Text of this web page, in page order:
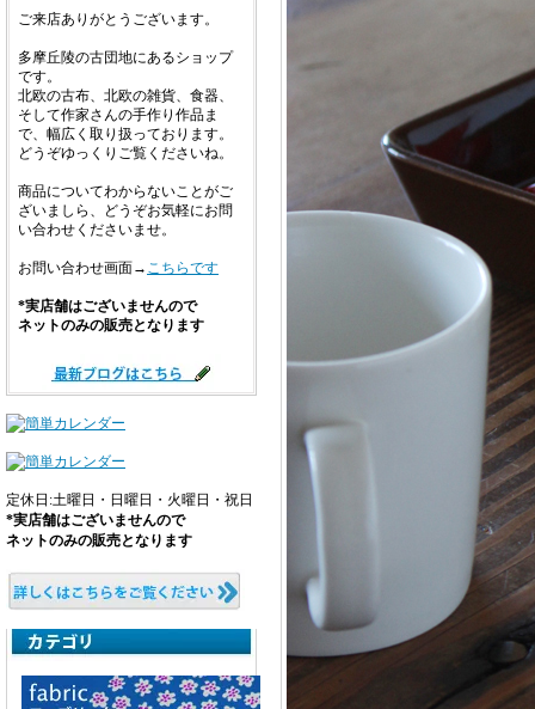
ご来店ありがとうございます。
多摩丘陵の古団地にあるショップ
です。
北欧の古布、北欧の雑貨、食器、
そして作家さんの手作り作品ま
で、幅広く取り扱っております。
どうぞゆっくりご覧くださいね。
商品についてわからないことがご
ざいましら、どうぞお気軽にお問
い合わせくださいませ。
お問い合わせ画面→ こちらです
*実店舗はございませんので
ネットのみの販売となります
定休日:土曜日・日曜日・火曜日・祝日
*実店舗はございませんので
ネットのみの販売となります